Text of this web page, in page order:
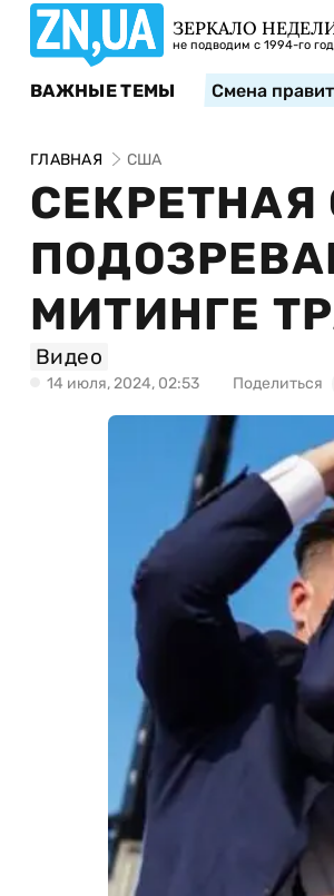
ЗЕРКАЛО
не подводим с 1994-го
ВАЖНЫЕ ТЕМЫ Смена
ГЛАВНАЯ США
МИТИНГЕ
Видео
14 июля, 2024, 02:53 Поделиться